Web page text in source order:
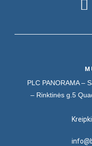
PLC PANORAMA –
– Rinktinės g.5